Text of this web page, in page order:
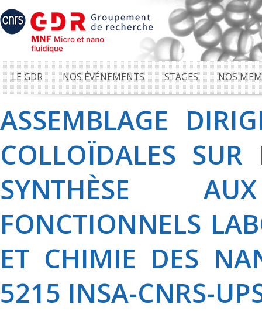
LE GDR NOS ÉVÉNEMENTS STAGES NOS
ASSEMBLAGE
COLLOÏDALES
SYNTHÈSE
FONCTIONNELS
ET CHIMIE DES
5215 INSA-CNRS-